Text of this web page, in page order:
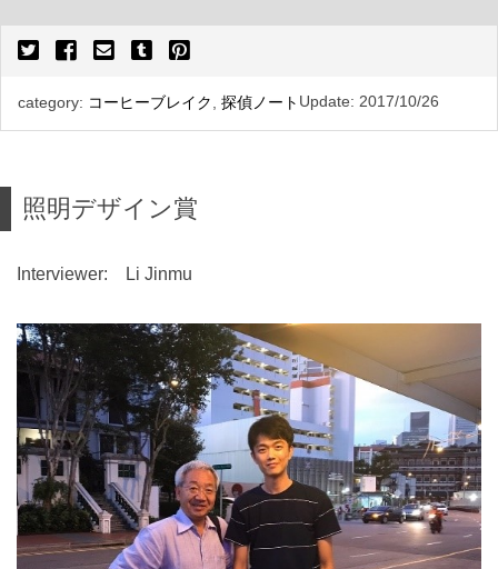
category: コーヒーブレイク , 探偵ノート Update: 2017/10/26
照明デザイン賞
Interviewer: Li Jinmu